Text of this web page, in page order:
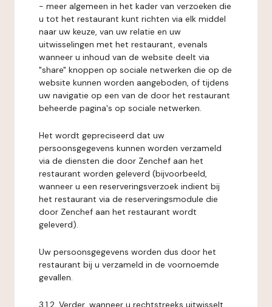
- meer algemeen in het kader van verzoeken die
u tot het restaurant kunt richten via elk middel
naar uw keuze, van uw relatie en uw
uitwisselingen met het restaurant, evenals
wanneer u inhoud van de website deelt via
"share" knoppen op sociale netwerken die op de
website kunnen worden aangeboden, of tijdens
uw navigatie op een van de door het restaurant
beheerde pagina's op sociale netwerken.
Het wordt gepreciseerd dat uw
persoonsgegevens kunnen worden verzameld
via de diensten die door Zenchef aan het
restaurant worden geleverd (bijvoorbeeld,
wanneer u een reserveringsverzoek indient bij
het restaurant via de reserveringsmodule die
door Zenchef aan het restaurant wordt
geleverd).
Uw persoonsgegevens worden dus door het
restaurant bij u verzameld in de voornoemde
gevallen.
3.1.2. Verder, wanneer u rechtstreeks uitwisselt